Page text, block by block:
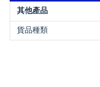
其他產品
貨品種類